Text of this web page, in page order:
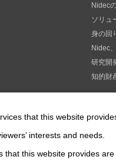
Nidec
ソリュ
身の回
Nidec
研究開
知的財
that this website
interests and needs.
that this website provides